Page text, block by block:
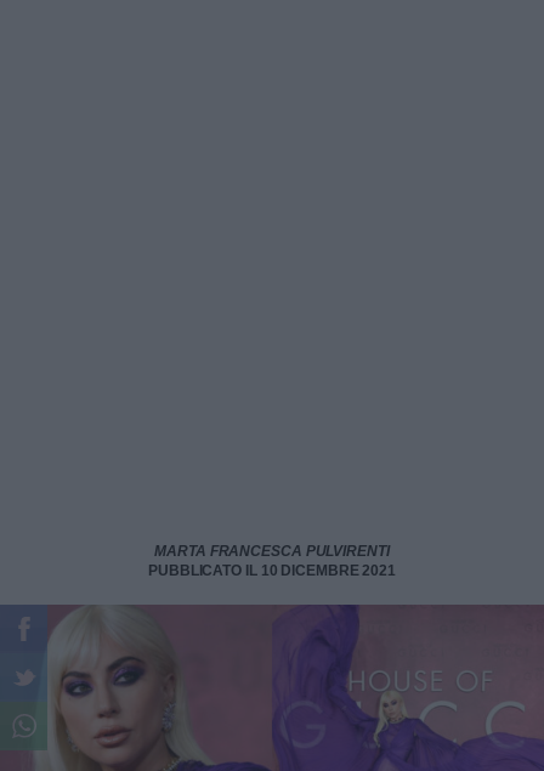
MARTA FRANCESCA PULVIRENTI
PUBBLICATO IL 10 DICEMBRE 2021